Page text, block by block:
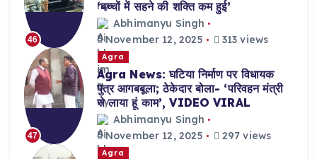
46
‘बच्चों में सहने की शक्ति कम हुई’
Abhimanyu Singh
November 12, 2025
313 views
47
Agra
Agra News: घटिया निर्माण पर विधायक
पुत्र आगबबूला; ठेकेदार बोला- ‘परिवहन मंत्री
से लाया हूं काम’, VIDEO VIRAL
Abhimanyu Singh
November 12, 2025
297 views
Agra